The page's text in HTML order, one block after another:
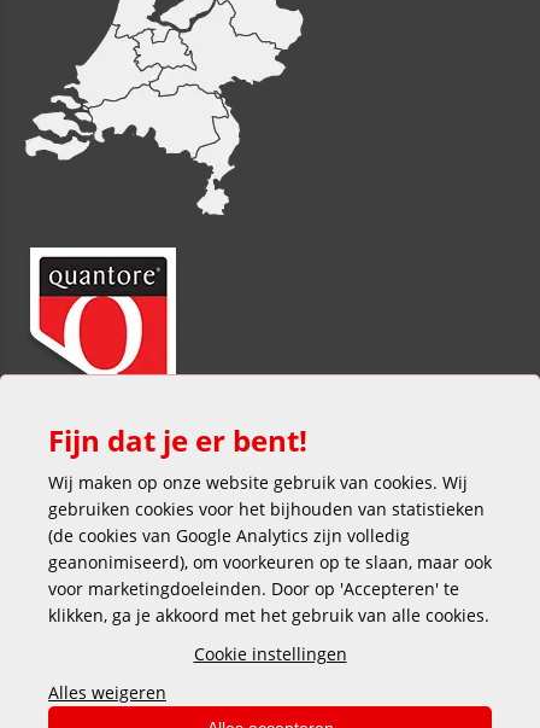
Veilig en gemakkelijk betalen
Fijn dat je er bent!
Wij maken op onze website gebruik van cookies. Wij
gebruiken cookies voor het bijhouden van statistieken
(de cookies van Google Analytics zijn volledig
geanonimiseerd), om voorkeuren op te slaan, maar ook
voor marketingdoeleinden. Door op 'Accepteren' te
klikken, ga je akkoord met het gebruik van alle cookies.
Cookie instellingen
Alles weigeren